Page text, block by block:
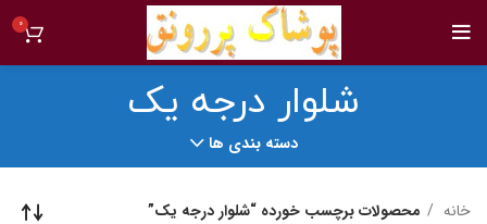
0
شلوار درجه یک
دسته بندی ها
خانه محصولات برچسب خورده “شلوار درجه یک”